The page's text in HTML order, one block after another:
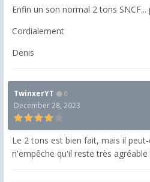
Enfin un son normal 2 tons
Cordialement
Denis
TwinxerYT 0
December 28, 2023
Le 2 tons est bien fait, mais il
n'empêche qu'il reste très agréable